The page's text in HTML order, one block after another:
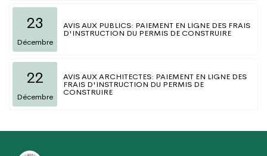
23
Décembre
AVIS AUX PUBLICS: PAIEMENT EN LIGNE DES FRAIS
D'INSTRUCTION DU PERMIS DE CONSTRUIRE
22
Décembre
AVIS AUX ARCHITECTES: PAIEMENT EN LIGNE DES
FRAIS D'INSTRUCTION DU PERMIS DE
CONSTRUIRE